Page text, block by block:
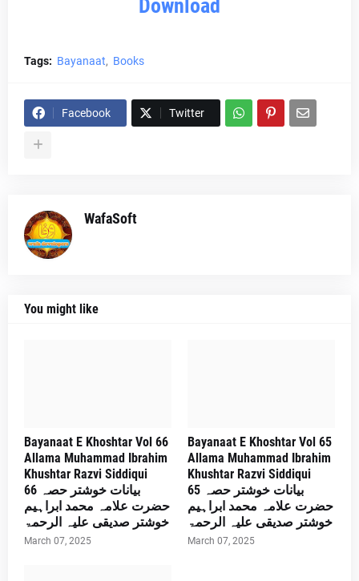
Download
Tags: Bayanaat Books
Facebook Twitter
WafaSoft
You might like
Bayanaat E Khoshtar Vol 66
Allama Muhammad Ibrahim
Khushtar Razvi Siddiqui
بیانات خوشتر حصہ 66
حضرت علامہ محمد ابراہیم
خوشتر صدیقی علیہ الرحمۃ
March 07, 2025
Bayanaat E Khoshtar Vol 65
Allama Muhammad Ibrahim
Khushtar Razvi Siddiqui
بیانات خوشتر حصہ 65
حضرت علامہ محمد ابراہیم
خوشتر صدیقی علیہ الرحمۃ
March 07, 2025